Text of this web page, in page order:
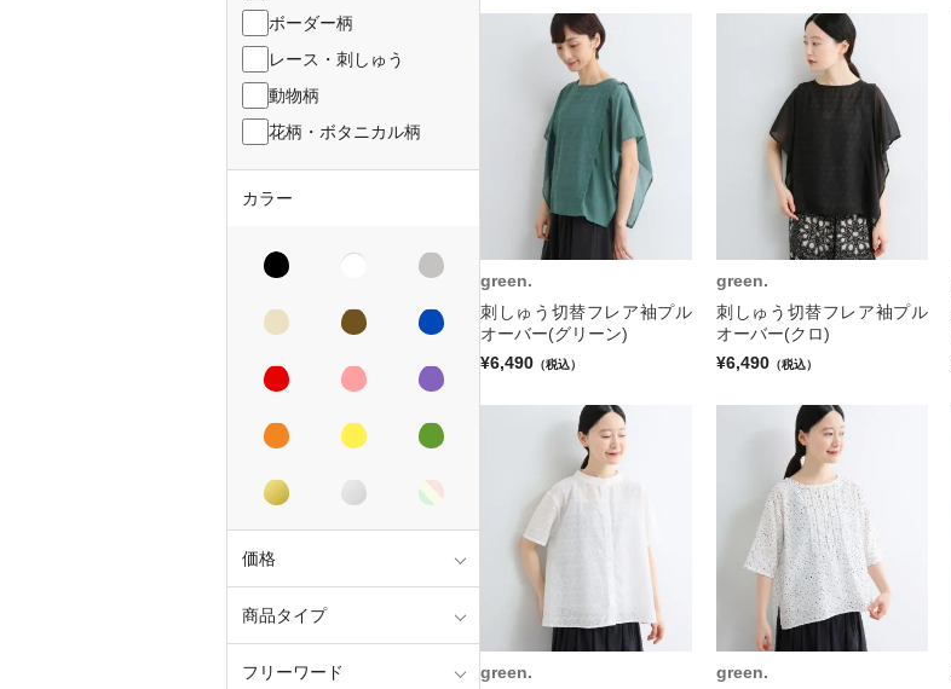
ボーダー柄
レース・刺しゅう
動物柄
花柄・ボタニカル柄
カラー
価格
商品タイプ
フリーワード
green.
刺しゅう切替フレア袖プル
オーバー(グリーン)
¥6,490 （税込）
green.
刺しゅう切替フレア袖プル
オーバー(クロ)
¥6,490 （税込）
green.
green.